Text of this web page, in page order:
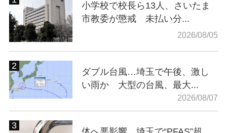
小学校で校長ら13人、さいたま
市教委が懲戒 未払い分...
2026/08/05
ダブル台風…埼玉で午後、激し
い雨か 大型の台風、最大...
2026/08/07